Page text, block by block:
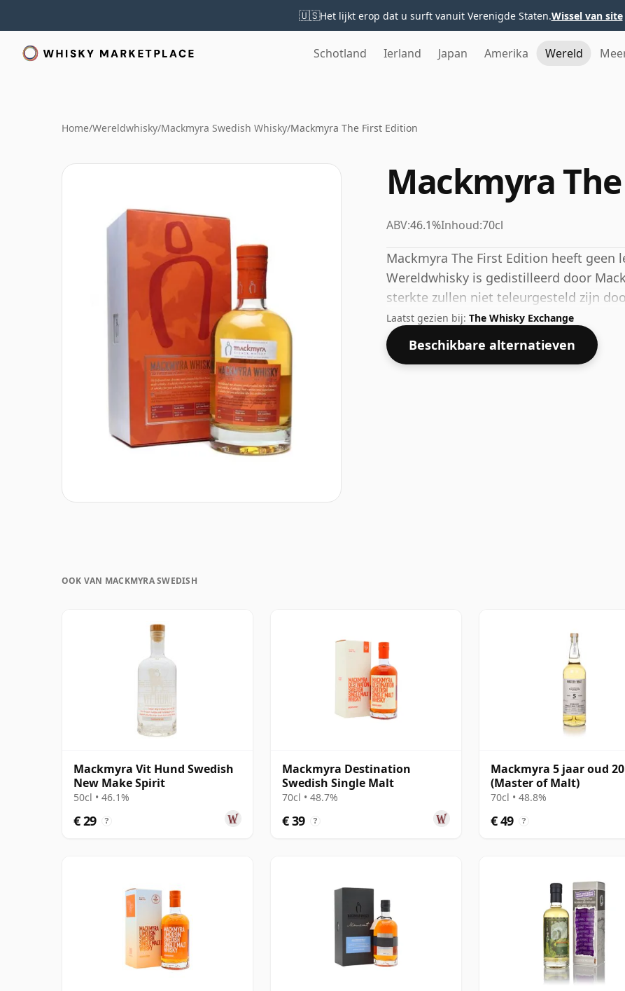
🇺🇸Het lijkt erop dat u surft vanuit Verenigde Staten.Wissel van site
Schotland Ierland Japan Amerika Wereld
Home/Wereldwhisky/Mackmyra Swedish Whisky/Mackmyra The First Edition
Mackmyra
ABV:46.1%Inhoud:70cl
Mackmyra The First Edition heeft
Wereldwhisky is gedistilleerd door
sterkte zullen niet teleurgesteld zijn
alcoholpercentage van 46,1% heeft.
Laatst gezien bij: The Whisky Exchange
Beschikbare alternatieven
OOK VAN MACKMYRA SWEDISH
Mackmyra Vit Hund Swedish
New Make Spirit
50cl • 46.1%
€ 29 ?
Mackmyra Destination
Swedish Single Malt
70cl • 48.7%
€ 39 ?
Mackmyra 5 jaar oud
(Master of Malt)
70cl • 48.8%
€ 49 ?